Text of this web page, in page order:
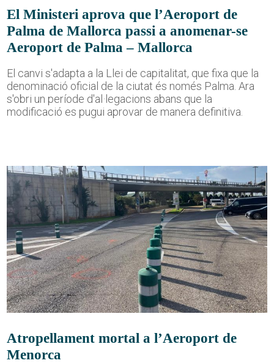
El Ministeri aprova que l’Aeroport de
Palma de Mallorca passi a anomenar-se
Aeroport de Palma – Mallorca
El canvi s'adapta a la Llei de capitalitat, que fixa que la
denominació oficial de la ciutat és només Palma. Ara
s'obri un període d'al·legacions abans que la
modificació es pugui aprovar de manera definitiva.
Atropellament mortal a l’Aeroport de
Menorca